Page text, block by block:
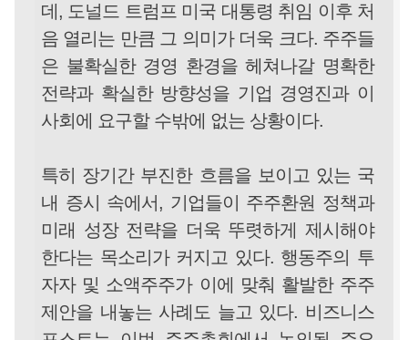
데, 도널드 트럼프 미국 대통령 취임 이후 처
음 열리는 만큼 그 의미가 더욱 크다. 주주들
은 불확실한 경영 환경을 헤쳐나갈 명확한
전략과 확실한 방향성을 기업 경영진과 이
사회에 요구할 수밖에 없는 상황이다.
특히 장기간 부진한 흐름을 보이고 있는 국
내 증시 속에서, 기업들이 주주환원 정책과
미래 성장 전략을 더욱 뚜렷하게 제시해야
한다는 목소리가 커지고 있다. 행동주의 투
자자 및 소액주주가 이에 맞춰 활발한 주주
제안을 내놓는 사례도 늘고 있다. 비즈니스